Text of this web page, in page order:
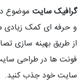
گرافیک سایت موضوع
و حرفه ای کمک زیادی
از طریق بهینه سازی
فونت ها در طراحی
سایت خود جذب کنید.